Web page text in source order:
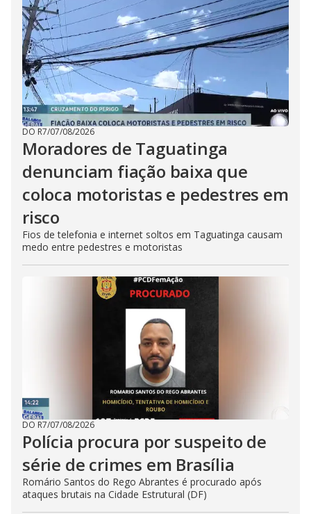
DO R7/07/08/2026
Moradores de Taguatinga
denunciam fiação baixa que
coloca motoristas e pedestres em
risco
Fios de telefonia e internet soltos em Taguatinga causam
medo entre pedestres e motoristas
DO R7/07/08/2026
Polícia procura por suspeito de
série de crimes em Brasília
Romário Santos do Rego Abrantes é procurado após
ataques brutais na Cidade Estrutural (DF)